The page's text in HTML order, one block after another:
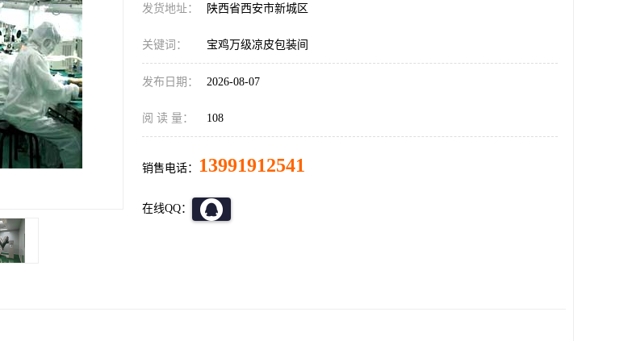
发货地址： 陕西省西安市新城区
关键词： 宝鸡万级凉皮包装间
发布日期： 2026-08-07
阅 读 量： 108
销售电话： 13991912541
在线QQ：